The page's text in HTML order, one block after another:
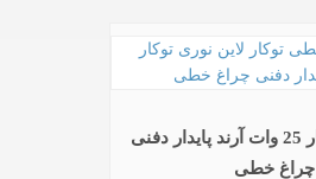
لاین نوری توکار 25 وات آرند پایدار دفنی
چراغ خطی